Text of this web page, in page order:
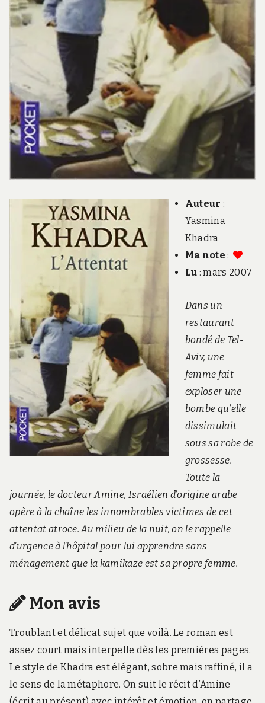
Auteur :
Yasmina
Khadra
Ma note:
Lu : mars 2007
Dans un
restaurant
bondé de Tel-
Aviv, une
femme fait
exploser une
bombe qu’elle
dissimulait
sous sa robe de
grossesse.
Toute la
journée, le docteur Amine, Israélien d’origine arabe
opère à la chaîne les innombrables victimes de cet
attentat atroce. Au milieu de la nuit, on le rappelle
d’urgence à l’hôpital pour lui apprendre sans
ménagement que la kamikaze est sa propre femme.
Mon avis
Troublant et délicat sujet que voilà. Le roman est
assez court mais interpelle dès les premières pages.
Le style de Khadra est élégant, sobre mais raffiné, il a
le sens de la métaphore. On suit le récit d’Amine